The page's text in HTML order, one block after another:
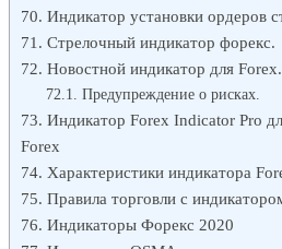
Индикатор установки ордеров
Стрелочный индикатор форекс.
Новостной индикатор для Forex.
Предупреждение о рисках.
Индикатор Forex Indicator Pro
Forex
Характеристики индикатора
Правила торговли с
Индикаторы Форекс 2020